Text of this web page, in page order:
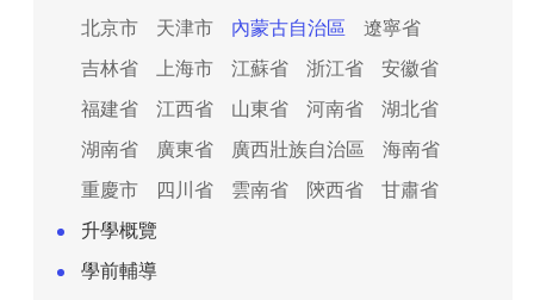
北京市
天津市 內蒙古自治區
遼寧省
吉林省
上海市 江蘇省 浙江省
安徽省
福建省
江西省 山東省 河南省
湖北省
湖南省
廣東省 廣西壯族自治區
海南省
重慶市
四川省 雲南省 陝西省
甘肅省
升學概覽
學前輔導